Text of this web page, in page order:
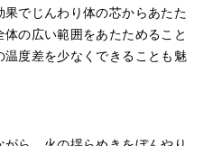
でじんわり体の芯からあたた
の広い範囲をあたためること
度差を少なくできることも魅